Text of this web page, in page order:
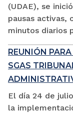
(UDAE), se
pausas activas,
minutos diarios
REUNIÓN
SGAS
El día 24 de
la